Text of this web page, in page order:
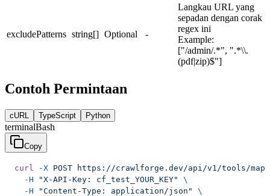
excludePatterns string[] Optional -
Langkau URL yang
sepadan dengan corak
regex ini
Example:
["/admin/.*", ".*\\.
(pdf|zip)$"]
Contoh Permintaan
cURL TypeScript Python
terminalBash
Copy
curl -X POST https://crawlforge.dev/api/v1/tools/
  -H
"X-API-Key: cf_test_YOUR_KEY"
\
  -H
"Content-Type: application/json" \